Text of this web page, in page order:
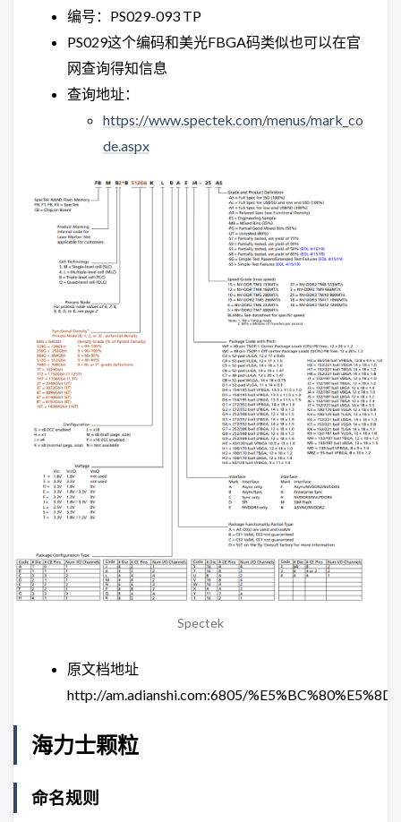
编号：PS029-093 TP
PS029这个编码和美光FBGA码类似也可以在官
网查询得知信息
查询地址：
https://www.spectek.com/menus/mark_co
de.aspx
Spectek
原文档地址
http://am.adianshi.com:6805/
海力士颗粒
命名规则